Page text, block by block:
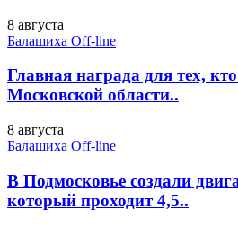
8 августа
Балашиха Off-line
Главная награда для тех,
Московской области..
8 августа
Балашиха Off-line
В Подмосковье создали
который проходит 4,5..